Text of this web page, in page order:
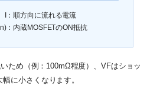
順方向に流れる電流
内蔵MOSFETのON抵抗
ため（例：100mΩ程度）、VFはショッ
に小さくなります。